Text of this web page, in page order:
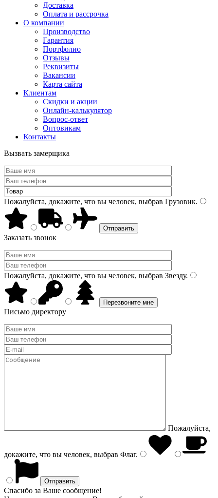
Доставка
Оплата и рассрочка
О компании
Производство
Гарантия
Портфолио
Отзывы
Реквизиты
Вакансии
Карта сайта
Клиентам
Скидки и акции
Онлайн-калькулятор
Вопрос-ответ
Оптовикам
Контакты
Вызвать замерщика
Пожалуйста, докажите, что вы человек, выбрав Грузовик.
Заказать звонок
Пожалуйста, докажите, что вы человек, выбрав Звезду.
Письмо директору
Пожалуйста,
докажите, что вы человек, выбрав Флаг.
Спасибо за Ваше сообщение!